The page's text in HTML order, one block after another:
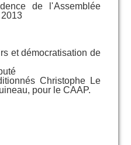
de l'Assemblée
et démocratisation de
Christophe Le
pour le CAAP.